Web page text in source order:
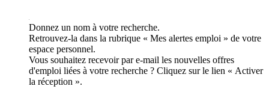
Donnez un nom à votre recherche.
Retrouvez-la dans la rubrique « Mes alertes emploi » de votre
espace personnel.
Vous souhaitez recevoir par e-mail les nouvelles offres
d'emploi liées à votre recherche ? Cliquez sur le lien « Activer
la réception ».